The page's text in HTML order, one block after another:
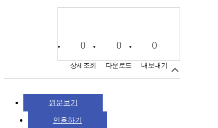
0
상세조회
0
다운로드
0
내보내기
원문보기
인용하기